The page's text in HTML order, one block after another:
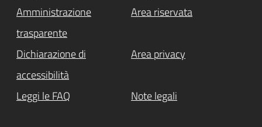
Amministrazione
trasparente
Area riservata
Dichiarazione di
accessibilità
Area privacy
Leggi le FAQ Note legali